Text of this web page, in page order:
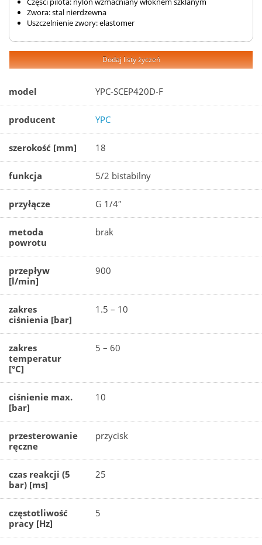
Zwora: stal nierdzewna
Uszczelnienie zwory: elastomer
Dodaj listy życzeń
model YPC-SCEP420D-F
producent YPC
szerokość [mm] 18
funkcja 5/2 bistabilny
przyłącze G 1/4″
metoda
powrotu
brak
przepływ
[l/min]
900
zakres
ciśnienia [bar]
1.5 – 10
zakres
temperatur
[°C]
5 – 60
ciśnienie max.
[bar]
10
przesterowanie
ręczne
przycisk
czas reakcji (5
bar) [ms]
25
częstotliwość
pracy [Hz]
5